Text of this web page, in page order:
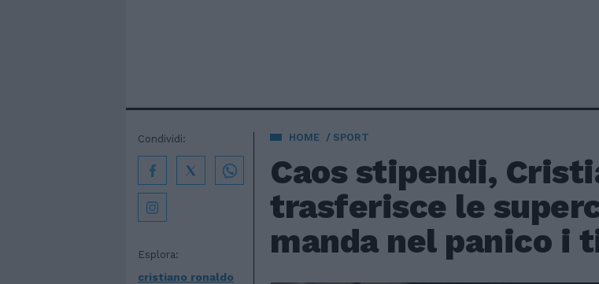
HOME SPORT
Caos stipendi,
trasferisce le
manda nel panico i
Esplora:
cristiano ronaldo
Condividi: